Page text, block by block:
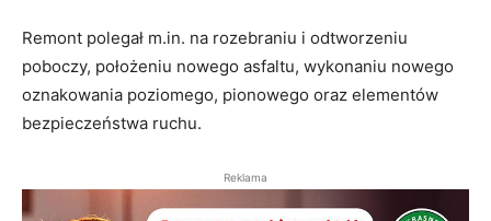
Remont polegał m.in. na rozebraniu i odtworzeniu
poboczy, położeniu nowego asfaltu, wykonaniu nowego
oznakowania poziomego, pionowego oraz elementów
bezpieczeństwa ruchu.
Reklama